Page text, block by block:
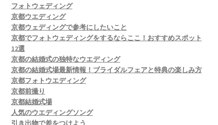
フォトウェディング
京都ウエディング
京都ウェディングで参考にしたいこと
京都でフォトウェディングをするならここ！おすすめスポット
12選
京都の結婚式の独特なウエディング
京都の結婚式場最新情報！ブライダルフェアと特典の楽しみ方
京都フォトウエディング
京都前撮り
京都結婚式場
人気のウエディングソング
引き出物で差をつけよう